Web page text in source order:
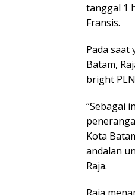
tanggal 1
Fransis.
Pada saat
Batam,
bright
“Sebagai
Kota
andalan
Raja.